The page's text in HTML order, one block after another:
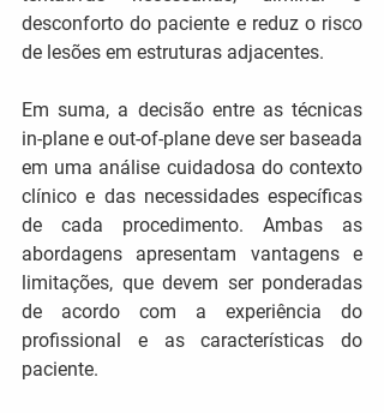
desconforto do paciente e reduz o risco
de lesões em estruturas adjacentes.
Em suma, a decisão entre as técnicas
in-plane e out-of-plane deve ser baseada
em uma análise cuidadosa do contexto
clínico e das necessidades específicas
de cada procedimento. Ambas as
abordagens apresentam vantagens e
limitações, que devem ser ponderadas
de acordo com a experiência do
profissional e as características do
paciente.